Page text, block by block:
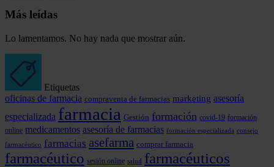
Más leídas
Lo lamentamos. No hay nada que mostrar aún.
Etiquetas
oficinas de farmacia compraventa de farmacias marketing asesoría
especializada farmacia Gestión formación covid-19 formación
online medicamentos asesoría de farmacias formación especializada consejo
farmacéutico farmacias asefarma comprar farmacia
farmacéutico sesión online salud farmacéuticos